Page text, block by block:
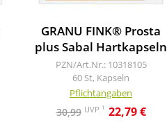
GRANU FINK® Prosta
plus Sabal Hartkapseln
PZN/Art.Nr.: 10318105
60 St, Kapseln
Pflichtangaben
30,99 UVP 1 22,79 €